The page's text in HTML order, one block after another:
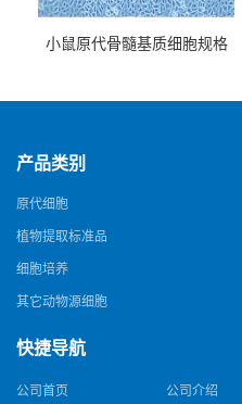
小鼠原代骨髓基质细胞规格
产品类别
原代细胞
植物提取标准品
细胞培养
其它动物源细胞
快捷导航
公司首页 公司介绍